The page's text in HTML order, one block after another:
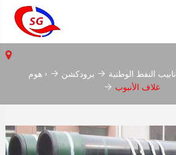
هوم › برودكشن أنابيب النفط الوطنية
غلاف الأنبوب